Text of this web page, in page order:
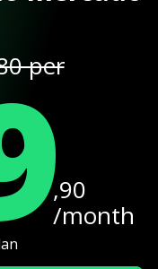
per
,90
/month